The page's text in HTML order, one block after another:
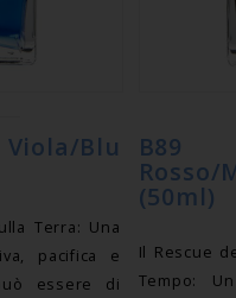
Blu
Terra: Una
pacifica e
essere di
B89
(50ml)
Il Rescue
Tempo: